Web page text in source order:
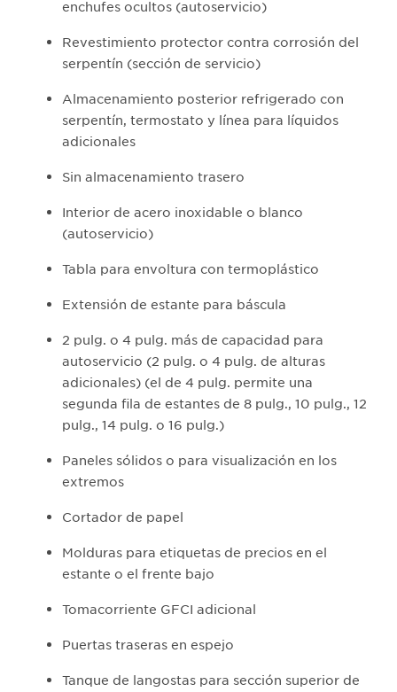
enchufes ocultos (autoservicio)
Revestimiento protector contra corrosión del
serpentín (sección de servicio)
Almacenamiento posterior refrigerado con
serpentín, termostato y línea para líquidos
adicionales
Sin almacenamiento trasero
Interior de acero inoxidable o blanco
(autoservicio)
Tabla para envoltura con termoplástico
Extensión de estante para báscula
2 pulg. o 4 pulg. más de capacidad para
autoservicio (2 pulg. o 4 pulg. de alturas
adicionales) (el de 4 pulg. permite una
segunda fila de estantes de 8 pulg., 10 pulg., 12
pulg., 14 pulg. o 16 pulg.)
Paneles sólidos o para visualización en los
extremos
Cortador de papel
Molduras para etiquetas de precios en el
estante o el frente bajo
Tomacorriente GFCI adicional
Puertas traseras en espejo
Tanque de langostas para sección superior de